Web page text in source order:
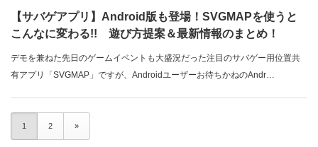
【サバゲアプリ】Android版も登場！SVGMAPを使うと
こんなに変わる!! 遊び方提案＆最新情報のまとめ！
デモを兼ねた先日のゲームイベントも大盛況だった注目のサバゲー用位置共
有アプリ「SVGMAP」ですが、Androidユーザーお待ちかねのAndr…
1 2 »